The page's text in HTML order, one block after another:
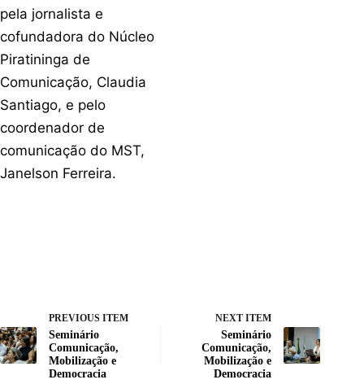
pela jornalista e
cofundadora do Núcleo
Piratininga de
Comunicação, Claudia
Santiago, e pelo
coordenador de
comunicação do MST,
Janelson Ferreira.
PREVIOUS ITEM
Seminário
Comunicação,
Mobilização e
Democracia
NEXT ITEM
Seminário
Comunicação,
Mobilização e
Democracia